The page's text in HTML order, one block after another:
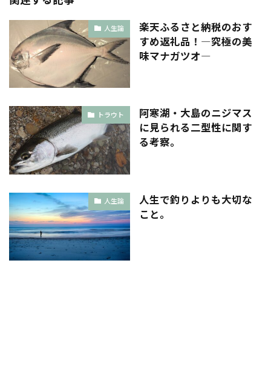
人生論
楽天ふるさと納税のおす
すめ返礼品！―究極の美
味マナガツオ―
トラウト
阿寒湖・大島のニジマス
に見られる二型性に関す
る考察。
人生論
人生で釣りよりも大切な
こと。